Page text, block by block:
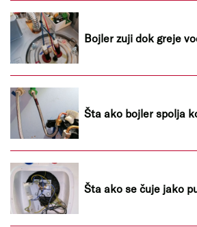
Bojler zuji dok greje
Šta ako bojler spolja
Šta ako se čuje jako